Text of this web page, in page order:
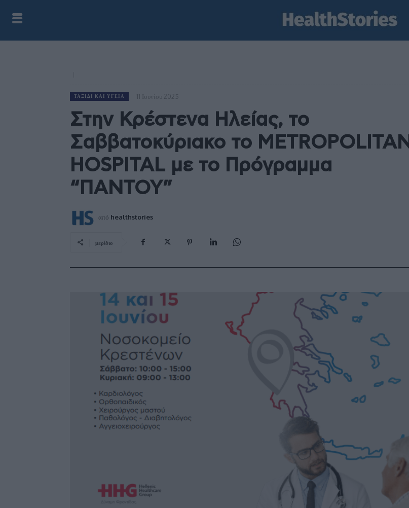
ΤΑΞΊΔΙ ΚΑΙ ΥΓΕΊΑ 11 Ιουνίου 2025
Στην Κρέστενα Ηλείας, το
Σαββατοκύριακο το METROPOLITAN
HOSPITAL με το Πρόγραμμα
“ΠΑΝΤΟΥ”
από healthstories
μερίδιο